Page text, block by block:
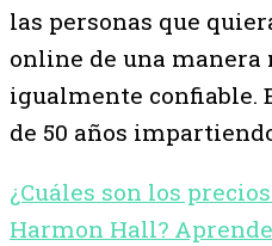
las personas que
online de una
igualmente confiable.
de 50 años
¿Cuáles son los
Harmon Hall?